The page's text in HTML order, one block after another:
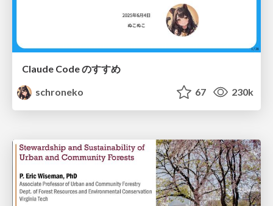
Claude Code のすすめ
schroneko
67 230k